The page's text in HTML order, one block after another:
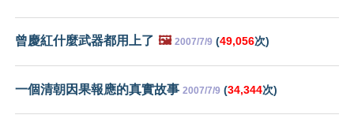
曾慶紅什麼武器都用上了 🖼️ 2007/7/9 (49,056次)
一個清朝因果報應的真實故事 2007/7/9 (34,344次)